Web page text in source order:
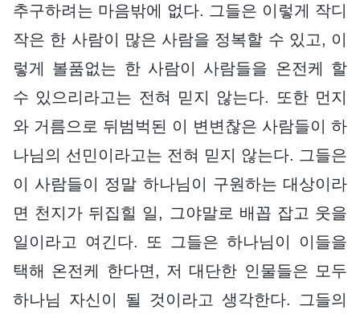
추구하려는 마음밖에 없다. 그들은 이렇게 작디
작은 한 사람이 많은 사람을 정복할 수 있고, 이
렇게 볼품없는 한 사람이 사람들을 온전케 할
수 있으리라고는 전혀 믿지 않는다. 또한 먼지
와 거름으로 뒤범벅된 이 변변찮은 사람들이 하
나님의 선민이라고는 전혀 믿지 않는다. 그들은
이 사람들이 정말 하나님이 구원하는 대상이라
면 천지가 뒤집힐 일, 그야말로 배꼽 잡고 웃을
일이라고 여긴다. 또 그들은 하나님이 이들을
택해 온전케 한다면, 저 대단한 인물들은 모두
하나님 자신이 될 것이라고 생각한다. 그들의